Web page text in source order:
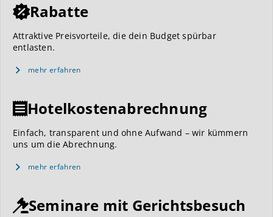
Rabatte
Attraktive Preisvorteile, die dein Budget spürbar
entlasten.
mehr erfahren
Hotelkostenabrechnung
Einfach, transparent und ohne Aufwand – wir kümmern
uns um die Abrechnung.
mehr erfahren
Seminare mit Gerichtsbesuch